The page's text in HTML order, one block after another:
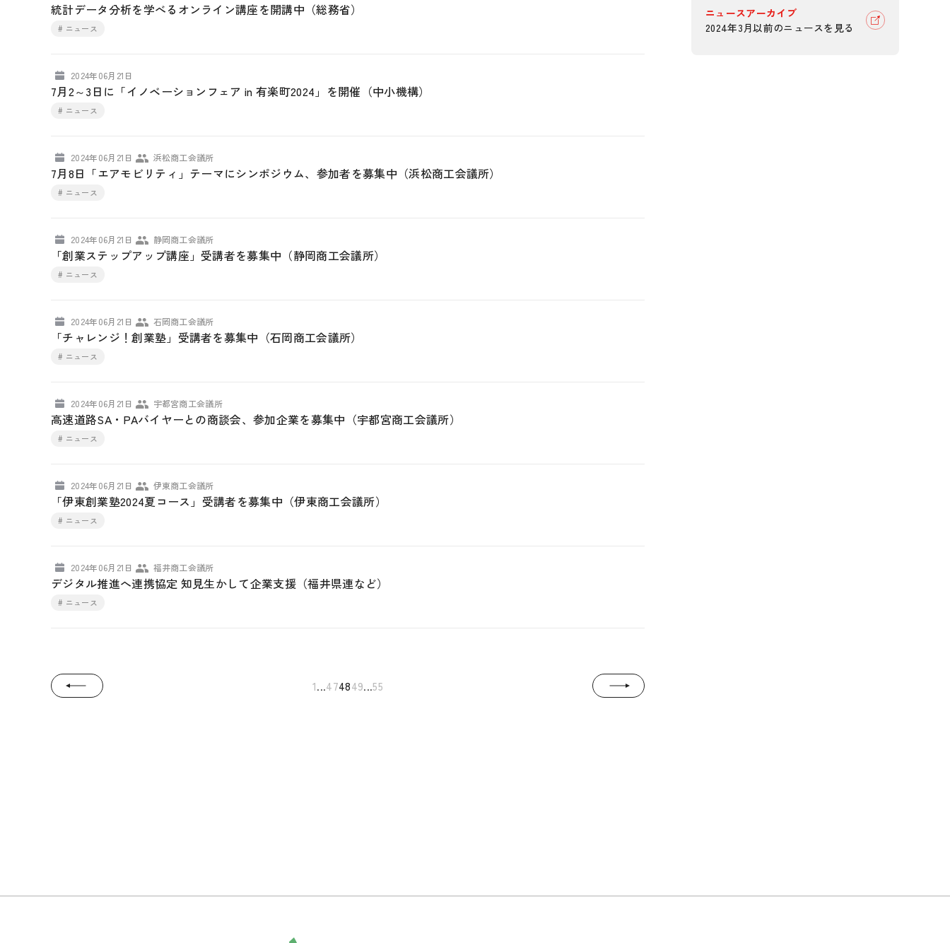
統計データ分析を学べるオンライン講座を開講中（総務省）
# ニュース
2024年06月21日
7月2～3日に「イノベーションフェア in 有楽町2024」を開催（中小機構）
# ニュース
2024年06月21日 浜松商工会議所
7月8日「エアモビリティ」テーマにシンポジウム、参加者を募集中（浜松商工会議所）
# ニュース
2024年06月21日 静岡商工会議所
「創業ステップアップ講座」受講者を募集中（静岡商工会議所）
# ニュース
2024年06月21日 石岡商工会議所
「チャレンジ！創業塾」受講者を募集中（石岡商工会議所）
# ニュース
2024年06月21日 宇都宮商工会議所
高速道路SA・PAバイヤーとの商談会、参加企業を募集中（宇都宮商工会議所）
# ニュース
2024年06月21日 伊東商工会議所
「伊東創業塾2024夏コース」受講者を募集中（伊東商工会議所）
# ニュース
2024年06月21日 福井商工会議所
デジタル推進へ連携協定 知見生かして企業支援（福井県連など）
# ニュース
1...474849...55
ニュースアーカイブ
2024年3月以前のニュースを見る